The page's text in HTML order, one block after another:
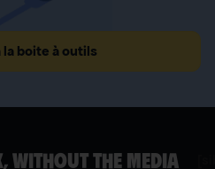
boite à outils
WITHOUT THE MEDIA